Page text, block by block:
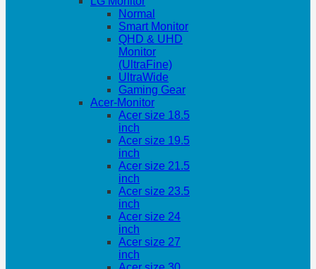
Normal
Smart Monitor
QHD & UHD
Monitor
(UltraFine)
UltraWide
Gaming Gear
Acer-Monitor
Acer size 18.5
inch
Acer size 19.5
inch
Acer size 21.5
inch
Acer size 23.5
inch
Acer size 24
inch
Acer size 27
inch